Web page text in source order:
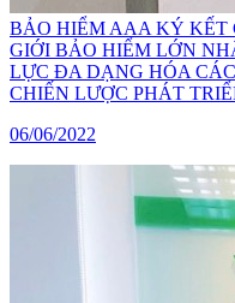
BẢO HIỂM AAA KÝ KẾT
GIỚI BẢO HIỂM LỚN
LỰC ĐA DẠNG HÓA
CHIẾN LƯỢC PHÁT
06/06/2022